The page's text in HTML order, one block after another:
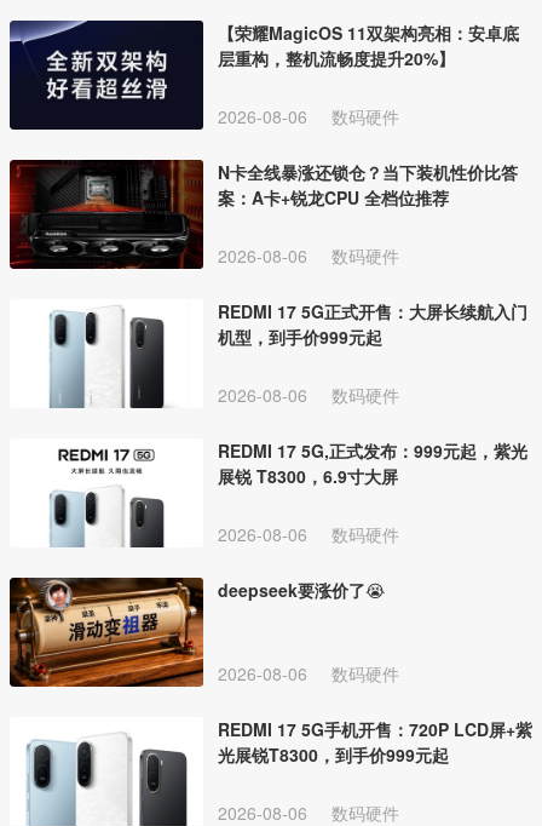
【荣耀MagicOS 11双架构亮相：安卓底
层重构，整机流畅度提升20%】
2026-08-06 数码硬件
N卡全线暴涨还锁仓？当下装机性价比答
案：A卡+锐龙CPU 全档位推荐
2026-08-06 数码硬件
REDMI 17 5G正式开售：大屏长续航入门
机型，到手价999元起
2026-08-06 数码硬件
REDMI 17 5G,正式发布：999元起，紫光
展锐 T8300，6.9寸大屏
2026-08-06 数码硬件
deepseek要涨价了😭
2026-08-06 数码硬件
REDMI 17 5G手机开售：720P LCD屏+紫
光展锐T8300，到手价999元起
2026-08-06 数码硬件